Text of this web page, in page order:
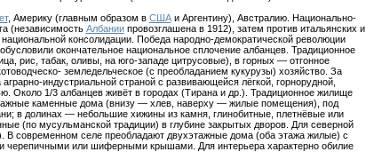
, Америку (главным образом в СШАи Аргентину), Австралию. Национально-
(независимость Албаниипровозглашена в 1912), затем против итальянских и
консолидации. Победа народно-демократической революции
окончательное национальное сплочение албанцев. Традиционное
рис, табак, оливы, на юго-западе цитрусовые), в горных — отгонное
земледельческое (с преобладанием кукурузы) хозяйство. За
индустриальной страной с развивающейся лёгкой, горнорудной,
1/3 албанцев живёт в городах (Тирана и др.). Традиционное жилище
каменные дома (внизу — хлев, наверху — жилые помещения), под
в долинах — небольшие хижины из камня, глинобитные, плетнёвые или
(по мусульманской традиции) в глубине закрытых дворов. Для северной
современном селе преобладают двухэтажные дома (оба этажа жилые) с
черепичными или шиферными крышами. Для интерьера характерно обилие